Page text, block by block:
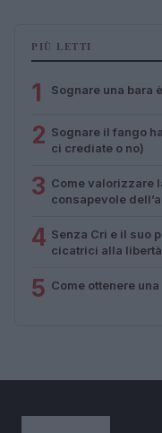
PIÙ LETTI
1 Sognare una bara
2 Sognare il fango
ci crediate o no)
3 Come valorizzare
consapevole
4 Senza Cri e il suo
cicatrici alla libertà
5 Come ottenere